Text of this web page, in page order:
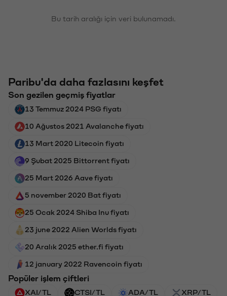
Bu tarih aralığı için veri bulunamadı.
Paribu'da daha fazlasını keşfet
Son gezilen geçmiş fiyatlar
13 Temmuz 2024 PSG fiyatı
10 Ağustos 2021 Avalanche fiyatı
13 Mart 2020 Litecoin fiyatı
9 Şubat 2025 Bittorrent fiyatı
25 Mart 2026 Aave fiyatı
5 november 2020 Bat fiyatı
25 Ocak 2024 Shiba Inu fiyatı
23 june 2022 Alien Worlds fiyatı
20 Aralık 2025 ether.fi fiyatı
12 january 2022 Ravencoin fiyatı
Popüler işlem çiftleri
XAI/TL CTSI/TL ADA/TL XRP/TL